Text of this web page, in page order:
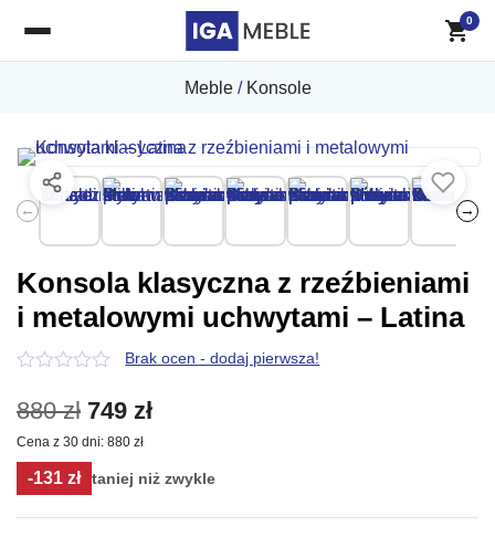
Meble/ Konsole
← →
Konsola klasyczna z rzeźbieniami
i metalowymi uchwytami – Latina
z
5
Brak ocen - dodaj pierwsza!
880zł Pierwotna
cena
wynosiła:
749 złAktualna
wynosi:
Cena z 30 dni: 880 zł
-131 zł taniej niż zwykle
0